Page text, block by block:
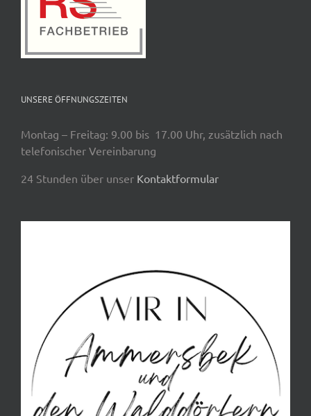
UNSERE ÖFFNUNGSZEITEN
Montag – Freitag: 9.00 bis 17.00 Uhr, zusätzlich nach
telefonischer Vereinbarung
24 Stunden über unser Kontaktformular